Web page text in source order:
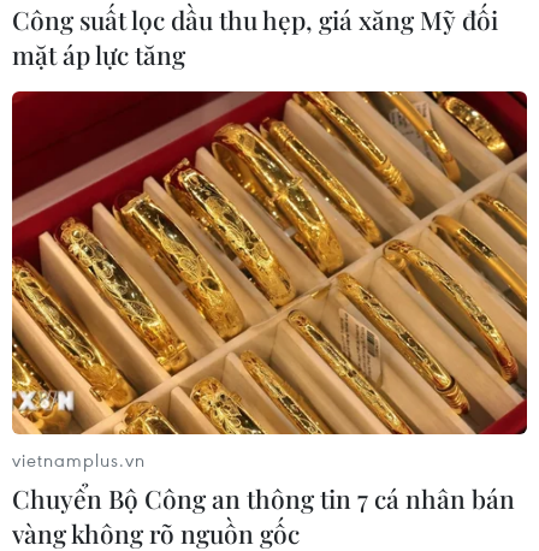
Công suất lọc dầu thu hẹp, giá xăng Mỹ đối
mặt áp lực tăng
vietnamplus.vn
Chuyển Bộ Công an thông tin 7 cá nhân bán
vàng không rõ nguồn gốc